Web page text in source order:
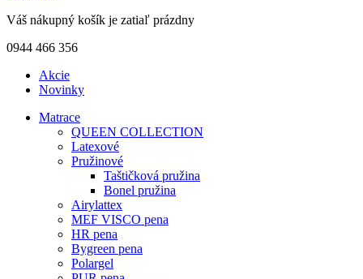
Váš nákupný košík je zatiaľ prázdny
0944 466 356
Akcie
Novinky
Matrace
QUEEN COLLECTION
Latexové
Pružinové
Taštičková pružina
Bonel pružina
Airylattex
MEF VISCO pena
HR pena
Bygreen pena
Polargel